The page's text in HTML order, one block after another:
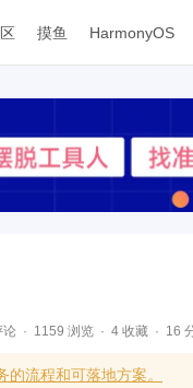
摸鱼 HarmonyOS
论 1159 浏览 4 收藏 16
流程和可落地方案。